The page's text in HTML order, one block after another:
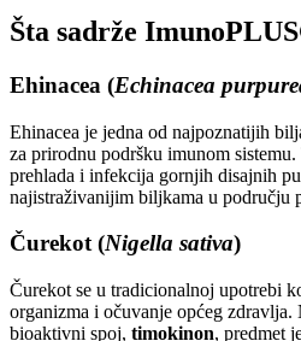
Šta sadrže
Ehinacea (Echinacea
Ehinacea je jedna od najpoznatijih
za prirodnu podršku imunom
prehlada i infekcija gornjih disajnih
najistraživanijim biljkama u području
Čurekot (Nigella sativa)
Čurekot se u tradicionalnoj upotrebi
organizma i očuvanje općeg
bioaktivni spoj, timokinon, predmet